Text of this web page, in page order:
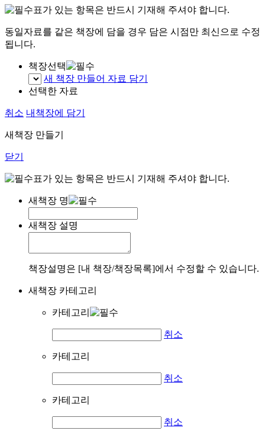
표가 있는 항목은 반드시 기재해 주셔야 합니다.
동일자료를 같은 책장에 담을 경우 담은 시점만 최신으로 수정
됩니다.
책장선택
새 책장 만들어 자료 담기
선택한 자료
취소 내책장에 담기
새책장 만들기
닫기
표가 있는 항목은 반드시 기재해 주셔야 합니다.
새책장 명
새책장 설명
책장설명은 [내 책장/책장목록]에서 수정할 수 있습니다.
새책장 카테고리
카테고리
취소
카테고리
취소
카테고리
취소